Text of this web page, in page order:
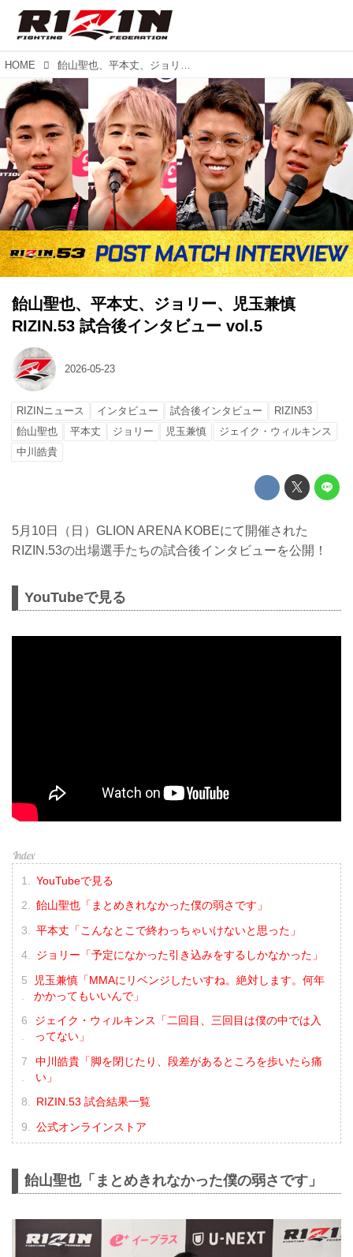
HOME 飴山聖也、平本丈、ジョリー、児玉兼慎 RIZIN.53 試合後インタビュー vol.5
飴山聖也、平本丈、ジョリー、児玉兼慎
RIZIN.53 試合後インタビュー vol.5
2026-05-23
RIZINニュース インタビュー 試合後インタビュー
RIZIN53
飴山聖也
平本丈 ジョリー 児玉兼慎
ジェイク・ウィルキンス
中川皓貴
5月10日（日）GLION ARENA KOBEにて開催された
RIZIN.53の出場選手たちの試合後インタビューを公開！
YouTubeで見る
YouTubeで見る
飴山聖也「まとめきれなかった僕の弱さです」
平本丈「こんなとこで終わっちゃいけないと思った」
ジョリー「予定になかった引き込みをするしかなかった」
児玉兼慎「MMAにリベンジしたいすね。絶対します。何年
かかってもいいんで」
ジェイク・ウィルキンス「二回目、三回目は僕の中では入
ってない」
中川皓貴「脚を閉じたり、段差があるところを歩いたら痛
い」
RIZIN.53 試合結果一覧
公式オンラインストア
飴山聖也「まとめきれなかった僕の弱さです」